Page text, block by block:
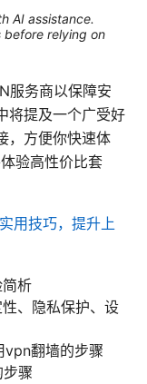
AI assistance.
relying on
服务商以保障安
将提及一个广受好
，方便你快速体
验高性价比套
用技巧，提升上
析
、隐私保护、设
vpn翻墙的步骤
骤